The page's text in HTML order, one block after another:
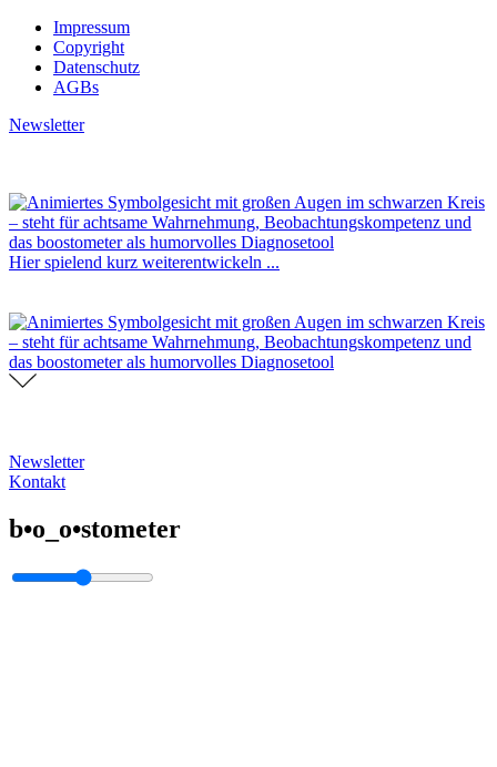
Impressum
Copyright
Datenschutz
AGBs
Newsletter
Hier spielend kurz weiterentwickeln ...
Newsletter
Kontakt
b•o_o•stometer